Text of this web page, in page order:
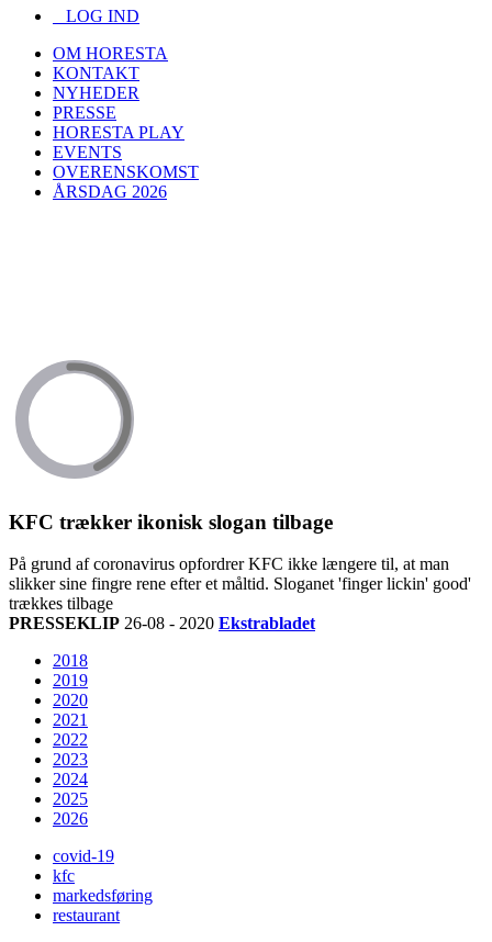
LOG IND
OM HORESTA
KONTAKT
NYHEDER
PRESSE
HORESTA PLAY
EVENTS
OVERENSKOMST
ÅRSDAG 2026
KFC trækker ikonisk slogan tilbage
På grund af coronavirus opfordrer KFC ikke længere til, at man
slikker sine fingre rene efter et måltid. Sloganet 'finger lickin' good'
trækkes tilbage
PRESSEKLIP 26-08 - 2020 Ekstrabladet
2018
2019
2020
2021
2022
2023
2024
2025
2026
covid-19
kfc
markedsføring
restaurant